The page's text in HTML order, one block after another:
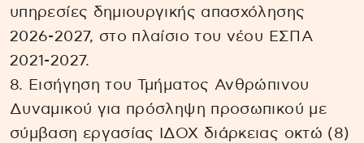
υπηρεσίες δημιουργικής απασχόλησης
2026-2027, στο πλαίσιο του νέου ΕΣΠΑ
2021-2027.
8. Εισήγηση του Τμήματος Ανθρώπινου
Δυναμικού για πρόσληψη προσωπικού με
σύμβαση εργασίας ΙΔΟΧ διάρκειας οκτώ (8)